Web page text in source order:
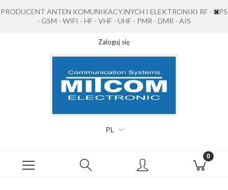
PRODUCENT ANTEN KOMUNIKACYJNYCH I ELEKTRONIKI RF - GPS
- GSM - WIFI - HF - VHF - UHF - PMR - DMR - AIS
Zaloguj się